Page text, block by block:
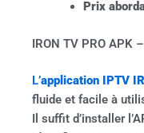
Prix
IRON TV PRO APK
L’application IPTV
fluide et facile à
Il suffit d’installer